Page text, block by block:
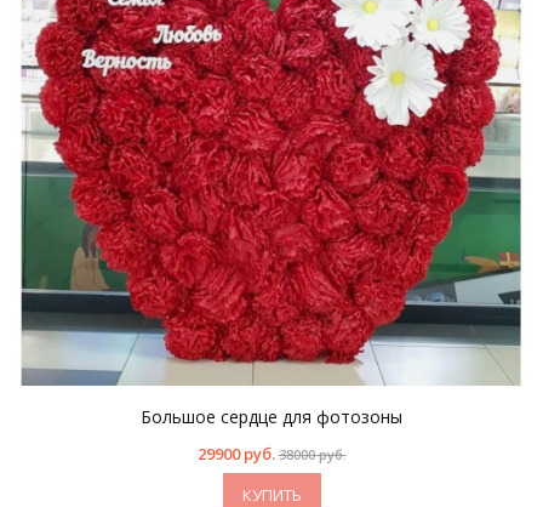
Большое сердце для фотозоны
29900 руб. 38000 руб.
КУПИТЬ